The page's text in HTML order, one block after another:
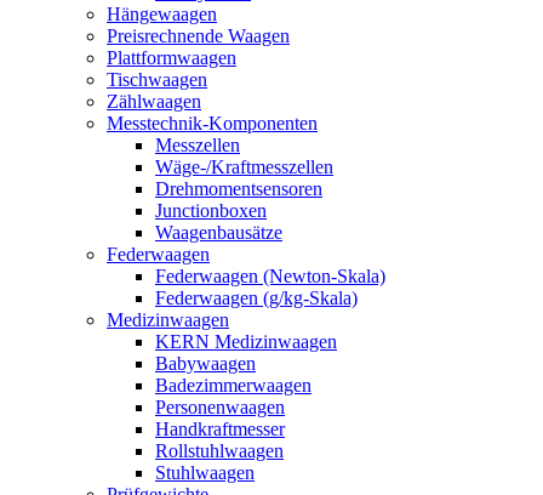
Hängewaagen
Preisrechnende Waagen
Plattformwaagen
Tischwaagen
Zählwaagen
Messtechnik-Komponenten
Messzellen
Wäge-/Kraftmesszellen
Drehmomentsensoren
Junctionboxen
Waagenbausätze
Federwaagen
Federwaagen (Newton-Skala)
Federwaagen (g/kg-Skala)
Medizinwaagen
KERN Medizinwaagen
Babywaagen
Badezimmerwaagen
Personenwaagen
Handkraftmesser
Rollstuhlwaagen
Stuhlwaagen